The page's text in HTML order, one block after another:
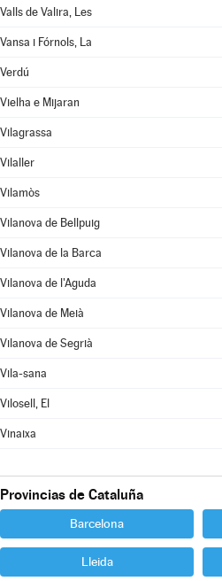
Valls de Valira, Les
Vansa i Fórnols, La
Verdú
Vielha e Mijaran
Vilagrassa
Vilaller
Vilamòs
Vilanova de Bellpuig
Vilanova de la Barca
Vilanova de l'Aguda
Vilanova de Meià
Vilanova de Segrià
Vila-sana
Vilosell, El
Vinaixa
Provincias de Cataluña
Barcelona
Lleida